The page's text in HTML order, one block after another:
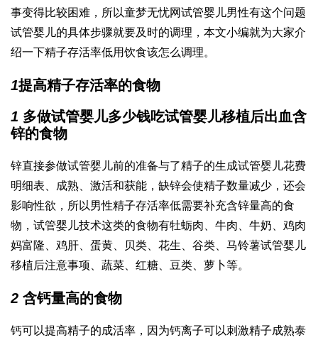
事变得比较困难，所以童梦无忧网试管婴儿男性有这个问题
试管婴儿的具体步骤就要及时的调理，本文小编就为大家介
绍一下精子存活率低用饮食该怎么调理。
1提高精子存活率的食物
1 多做试管婴儿多少钱吃试管婴儿移植后出血含
锌的食物
锌直接参做试管婴儿前的准备与了精子的生成试管婴儿花费
明细表 、成熟、激活和获能，缺锌会使精子数量减少，还会
影响性欲，所以男性精子存活率低需要补充含锌量高的食
物， 试管婴儿技术这类的食物有牡蛎肉、牛肉、牛奶、鸡肉
妈富隆 、鸡肝、蛋黄、贝类、花生、谷类、马铃薯试管婴儿
移植后注意事项 、蔬菜、红糖、豆类、萝卜等。
2 含钙量高的食物
钙可以提高精子的成活率，因为钙离子可以刺激精子成熟泰